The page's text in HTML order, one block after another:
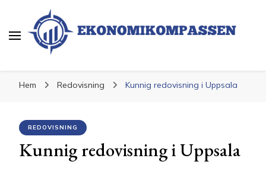
Hem Redovisning Kunnig redovisning i Uppsala
REDOVISNING
Kunnig redovisning i Uppsala